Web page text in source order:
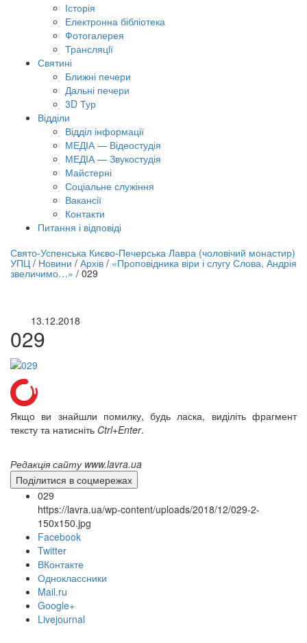
Історія
Електронна бібліотека
Фотогалерея
Трансляцiї
Святині
Ближні печери
Дальні печери
3D Тур
Відділи
Відділ інформації
МЕДІА — Відеостудія
МЕДІА — Звукостудія
Майстерні
Соціальне служіння
Вакансії
Контакти
Питання і відповіді
трансляція |
12 вересня
трансляції
онлайн трансляції
12 сентября 2015
12 сентября 2015
Свято-Успенська Києво-Печерська Лавра (чоловічий монастир)
УПЦ / Новини / Архів / «Проповідника віри і слугу Слова, Андрія
звеличимо…» / 029
13.12.2018
029
Якщо ви знайшли помилку, будь ласка, виділіть фрагмент
тексту та натисніть Ctrl+Enter.
Редакція сайту www.lavra.ua
Поділитися в соцмережах
029
https://lavra.ua/wp-content/uploads/2018/12/029-2-
150x150.jpg
Facebook
Twitter
ВКонтакте
Одноклассники
Mail.ru
Google+
Livejournal